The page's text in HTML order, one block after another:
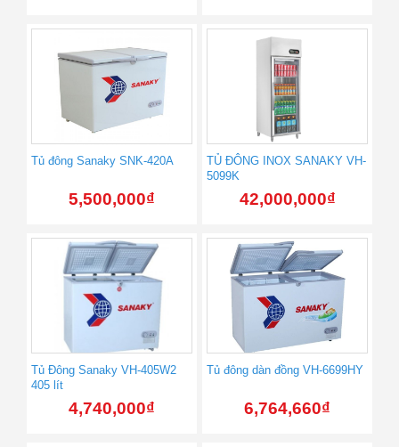
Tủ đông Sanaky SNK-420A
5,500,000₫
TỦ ĐÔNG INOX SANAKY VH-
5099K
42,000,000₫
Tủ Đông Sanaky VH-405W2
405 lít
4,740,000₫
Tủ đông dàn đồng VH-6699HY
6,764,660₫